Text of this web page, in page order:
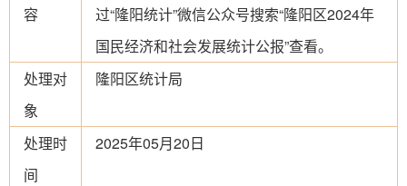
容
过“隆阳统计”微信公众号搜索“隆阳区2024年
国民经济和社会发展统计公报”查看。
处理对
象
隆阳区统计局
处理时
间
2025年05月20日